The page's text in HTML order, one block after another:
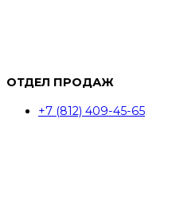
ОТДЕЛ ПРОДАЖ
+7 (812) 409-45-65